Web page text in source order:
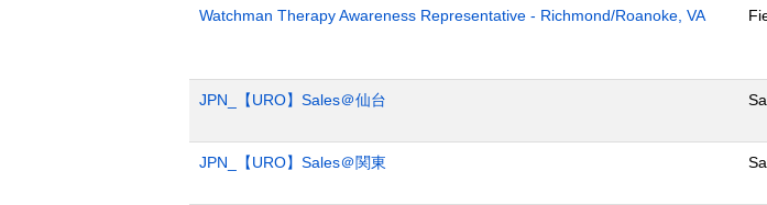
Watchman Therapy Awareness Representative - Richmond/Roanoke, VA
JPN_【URO】Sales＠仙台
JPN_【URO】Sales＠関東